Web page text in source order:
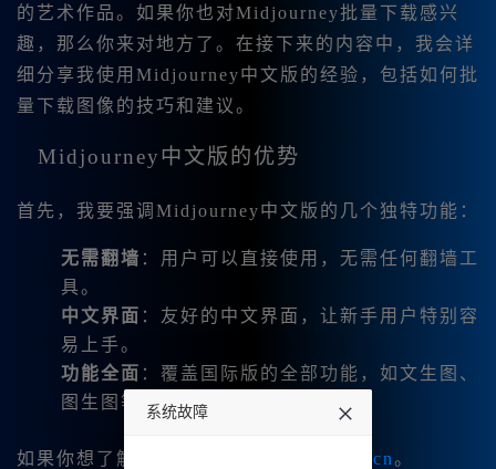
的艺术作品。如果你也对Midjourney批量下载感兴
趣，那么你来对地方了。在接下来的内容中，我会详
细分享我使用Midjourney中文版的经验，包括如何批
量下载图像的技巧和建议。
Midjourney中文版的优势
首先，我要强调Midjourney中文版的几个独特功能：
无需翻墙 ：用户可以直接使用，无需任何翻墙工
具。
中文界面 ：友好的中文界面，让新手用户特别容
易上手。
功能全面 ：覆盖国际版的全部功能，如文生图、
图生图等。
如果你想了解更多，可以访问 www.bzu.cn。
系统故障